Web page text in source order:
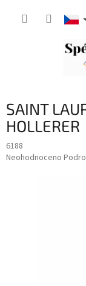
SAINT
HOLLERER
6188
Průměrné
Neohodnoceno